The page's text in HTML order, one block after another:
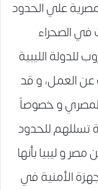
تم الإعلان عن ٢٠ جثة مصرية علي الحدود
في الصحراء
للدولة الليبية
العمل، و قد
و خصوصاً
للحدود
و ليبيا بأنها
الأمنية في